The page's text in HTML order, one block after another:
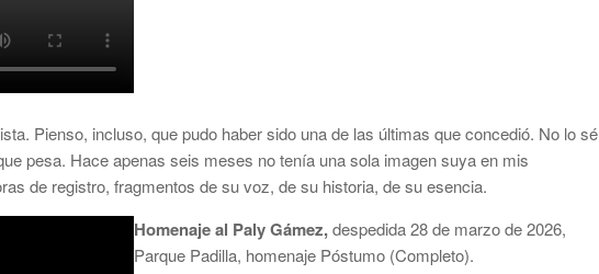
Pienso, incluso, que pudo haber sido una de las últimas que concedió. No lo sé
pesa. Hace apenas seis meses no tenía una sola imagen suya en mis
de registro, fragmentos de su voz, de su historia, de su esencia.
Homenaje al Paly Gámez,despedida 28 de marzo de 2026,
Parque Padilla, homenaje Póstumo (Completo).